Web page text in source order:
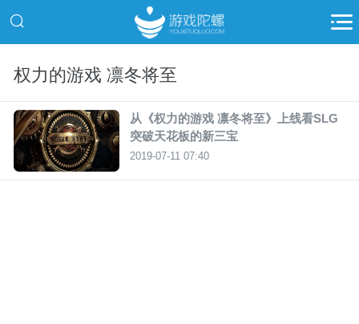
权力的游戏 凛冬将至
从《权力的游戏 凛冬将至》上线看SLG
突破天花板的新三宝
2019-07-11 07:40